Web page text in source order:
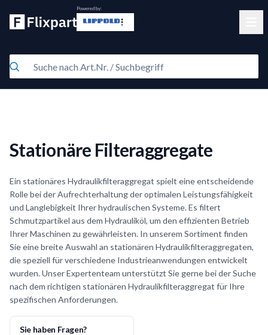
Powered by:
Stationäre Filteraggregate
Ein stationäres Hydraulikfilteraggregat spielt eine entscheidende
Rolle bei der Aufrechterhaltung der optimalen Leistungsfähigkeit
und Langlebigkeit Ihrer hydraulischen Systeme. Es filtert
Schmutzpartikel aus dem Hydrauliköl, um den effizienten Betrieb
Ihrer Maschinen zu gewährleisten. In unserem Sortiment finden
Sie eine breite Auswahl an stationären Hydraulikfilteraggregaten,
die speziell für verschiedene Industrieanwendungen entwickelt
wurden. Unser Expertenteam unterstützt Sie gerne bei der Suche
nach dem richtigen stationären Hydraulikfilteraggregat für Ihre
spezifischen Anforderungen.
Sie haben Fragen?